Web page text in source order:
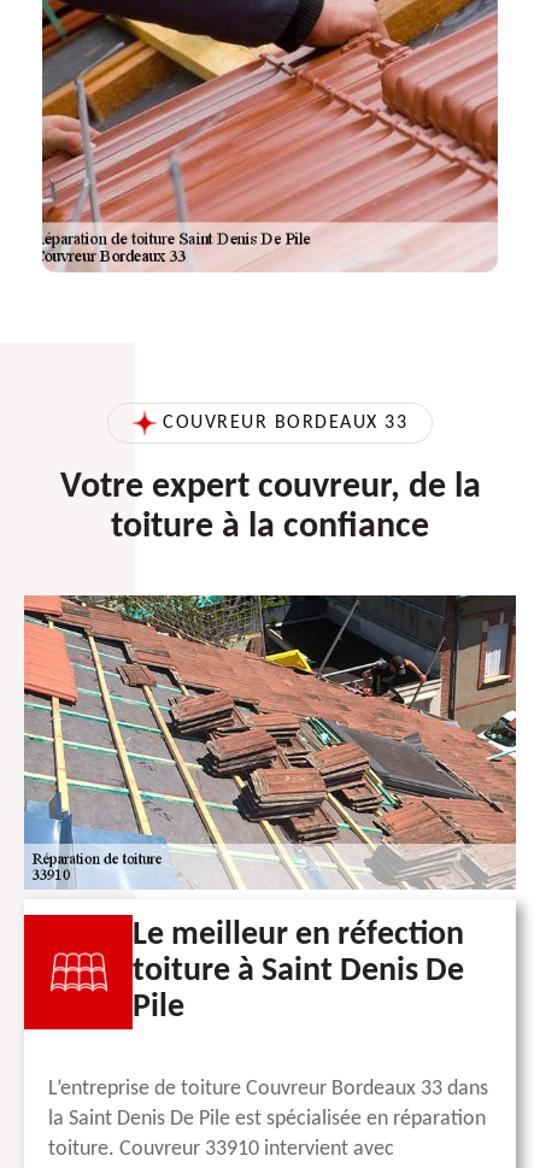
COUVREUR BORDEAUX 33
Votre expert couvreur, de la
toiture à la confiance
Le meilleur en réfection
toiture à Saint Denis De
Pile
L’entreprise de toiture Couvreur Bordeaux 33 dans
la Saint Denis De Pile est spécialisée en réparation
toiture. Couvreur 33910 intervient avec